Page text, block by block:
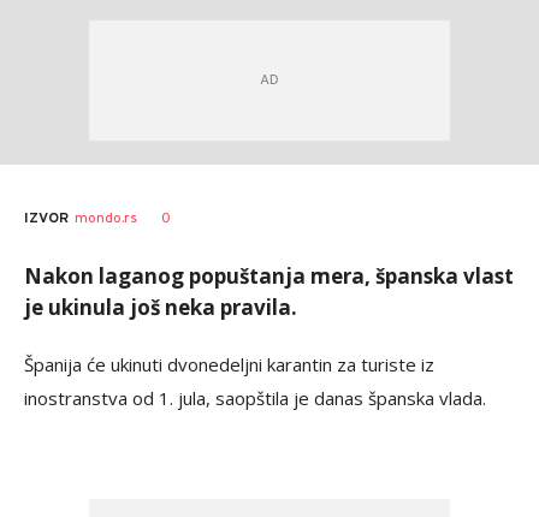
AUTOR Tanjug
IZVOR mondo.rs 0
Nakon laganog popuštanja mera, španska vlast
je ukinula još neka pravila.
Španija će ukinuti dvonedeljni karantin za turiste iz
inostranstva od 1. jula, saopštila je danas španska vlada.